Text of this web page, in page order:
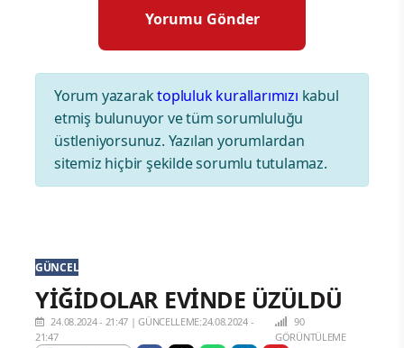
Yorum yazaraktopluluk kurallarımızı kabul
etmiş bulunuyor ve tüm sorumluluğu
üstleniyorsunuz. Yazılan yorumlardan
sitemiz hiçbir şekilde sorumlu tutulamaz.
GÜNCEL
YİĞİDOLAR EVİNDE ÜZÜLDÜ
24.08.2024 - 21:47 |GÜNCELLEME:24.08.2024 -
21:47
90
GÖRÜNTÜLEME